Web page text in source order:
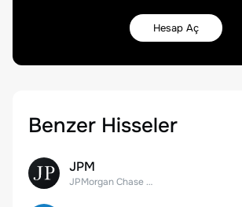
Hesap Aç
Benzer Hisseler
JPM
JPMorgan Chase & Co.